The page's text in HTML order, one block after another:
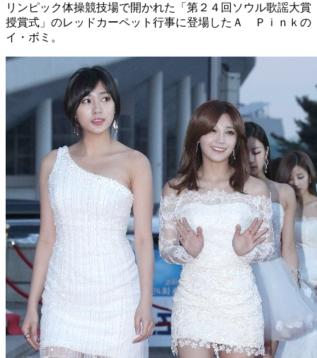
リンピック体操競技場で開かれた「第２４回ソウル歌謡大賞
授賞式」のレッドカーペット行事に登場したＡ Ｐｉｎｋの
イ・ボミ。